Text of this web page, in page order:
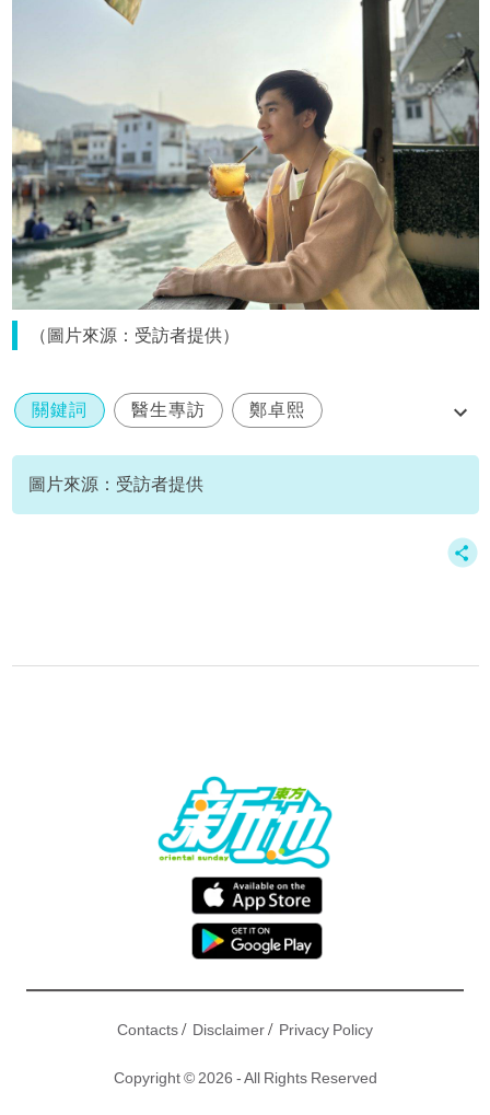
（圖片來源：受訪者提供）
關鍵詞 醫生專訪 鄭卓熙
healthydates
圖片來源：受訪者提供
Contacts/ Disclaimer/ Privacy Policy
Copyright © 2026 - All Rights Reserved